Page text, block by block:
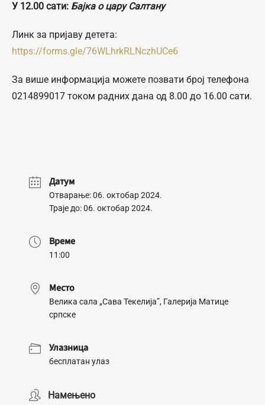
У 12.00 сати: Бајка о цару Салтану
Линк за пријаву детета:
https://forms.gle/76WLhrkRLNczhUCe6
За више информација можете позвати број телефона
0214899017 током радних дана од 8.00 до 16.00 сати.
Датум
Отварање: 06. октобар 2024.
Траје до: 06. октобар 2024.
Време
11:00
Место
Велика сала „Сава Текелија”, Галерија Матице
српске
Улазница
бесплатан улаз
Намењено